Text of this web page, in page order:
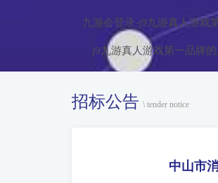
九游会登录-j9九游真人游戏
j9九游真人游戏第一品牌
招标公告 \ tender notice
中山市